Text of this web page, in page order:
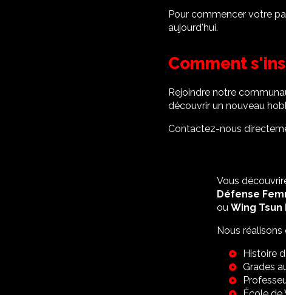
Pour commencer votre
aujourd'hui.
Comment
Rejoindre notre
découvrir un nouveau
Contactez-nous
Vous
Défense
ou Wing Tsun
Nous réalisons
Histoire
Grades